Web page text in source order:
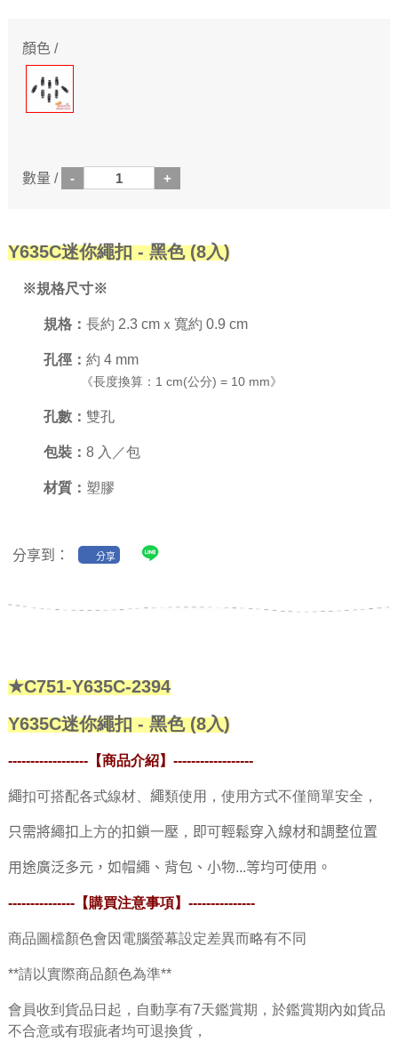
顏色 /
數量 /
Y635C迷你繩扣 - 黑色 (8入)
※規格尺寸※
規格： 長約 2.3 cmｘ寬約 0.9 cm
孔徑： 約 4 mm
《長度換算：1 cm(公分) = 10 mm》
孔數： 雙孔
包裝： 8 入／包
材質： 塑膠
分享到： 分享
★C751-Y635C-2394
Y635C迷你繩扣 - 黑色 (8入)
------------------【商品介紹】 ------------------
繩扣可搭配各式線材、繩類使用，使用方式不僅簡單安全，
只需將繩扣上方的扣鎖一壓，即可輕鬆穿入線材和調整位置
用途廣泛多元，如帽繩、背包、小物...等均可使用。
---------------【購買注意事項】 ---------------
商品圖檔顏色會因電腦螢幕設定差異而略有不同
**請以實際商品顏色為準**
會員收到貨品日起，自動享有7天鑑賞期，於鑑賞期內如貨品
不合意或有瑕疵者均可退換貨，